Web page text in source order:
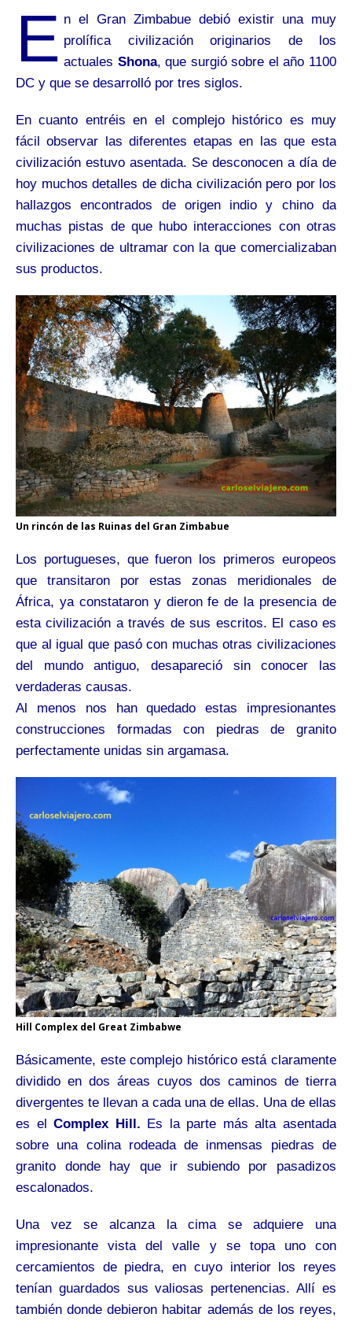
E n el Gran Zimbabue debió existir una muy
prolífica civilización originarios de los
actuales Shona, que surgió sobre el año 1100
DC y que se desarrolló por tres siglos.
En cuanto entréis en el complejo histórico es muy
fácil observar las diferentes etapas en las que esta
civilización estuvo asentada. Se desconocen a día de
hoy muchos detalles de dicha civilización pero por los
hallazgos encontrados de origen indio y chino da
muchas pistas de que hubo interacciones con otras
civilizaciones de ultramar con la que comercializaban
sus productos.
Un rincón de las Ruinas del Gran Zimbabue
Los portugueses, que fueron los primeros europeos
que transitaron por estas zonas meridionales de
África, ya constataron y dieron fe de la presencia de
esta civilización a través de sus escritos. El caso es
que al igual que pasó con muchas otras civilizaciones
del mundo antiguo, desapareció sin conocer las
verdaderas causas.
Al menos nos han quedado estas impresionantes
construcciones formadas con piedras de granito
perfectamente unidas sin argamasa.
Hill Complex del Great Zimbabwe
Básicamente, este complejo histórico está claramente
dividido en dos áreas cuyos dos caminos de tierra
divergentes te llevan a cada una de ellas. Una de ellas
es elComplex Hill. Es la parte más alta asentada
sobre una colina rodeada de inmensas piedras de
granito donde hay que ir subiendo por pasadizos
escalonados.
Una vez se alcanza la cima se adquiere una
impresionante vista del valle y se topa uno con
cercamientos de piedra, en cuyo interior los reyes
tenían guardados sus valiosas pertenencias. Allí es
también donde debieron habitar además de los reyes,